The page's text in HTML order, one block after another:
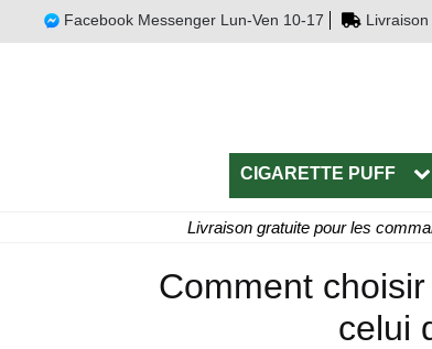
Facebook Messenger Lun-Ven 10-17 Livraison
CIGARETTE PUFF
Livraison gratuite pour les
Comment
celui